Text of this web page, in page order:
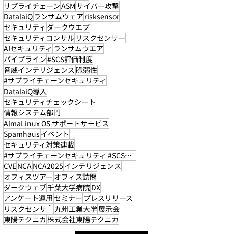
サプライチェーンASM サイバー攻撃
DatalaiQ ランサムウェア risksensor
セキュリティ ダークウエブ
セキュリティコンサル リスクセンサー
AIセキュリティ ランサムウエア
パイプライン#SCS評価制度
脅威インテリジェンス 脆弱性
#サプライチェーンセキュリティ
DatalaiQ導入
セキュリティチェックシート
情報システム部門
AlmaLinux OS サポートサービス
Spamhaus イベント
セキュリティ対策連載
#サプライチェーンセキュリティ #SCS評価制度
CVENCA NCA2025 インテリジェンス
オフィスツアー オフィス訪問
ダークウェブ千葉大学病院DX
アンケート運用 セミナー プレスリリース
リスクセンサ＾ 九州工業大学展示会
東陽テクニカ 株式会社東陽テクニカ